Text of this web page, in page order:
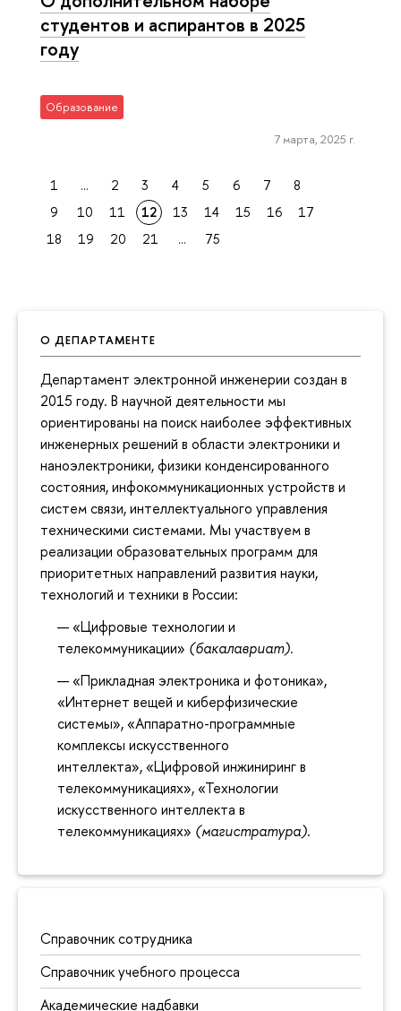
О ДЕПАРТАМЕНТЕ
Департамент электронной инженерии создан в
2015 году. В научной деятельности мы
ориентированы на поиск наиболее эффективных
инженерных решений в области электроники и
наноэлектроники, физики конденсированного
состояния, инфокоммуникационных устройств и
систем связи, интеллектуального управления
техническими системами. Мы участвуем в
реализации образовательных программ для
приоритетных направлений развития науки,
технологий и техники в России:
«Цифровые технологии и
телекоммуникации» (бакалавриат).
«Прикладная электроника и фотоника»,
«Интернет вещей и киберфизические
системы», «Аппаратно-программные
комплексы искусственного
интеллекта», «Цифровой инжиниринг в
телекоммуникациях», «Технологии
искусственного интеллекта в
телекоммуникациях» (магистратура).
Справочник сотрудника
Справочник учебного процесса
Академические надбавки
студентов и аспирантов в 2025
году
Образование
7 марта, 2025 г.
1 ... 2 3 4 5 6 7
8
9
10 11 12 13 14 15 16
17
18
19 20 21 ... 75